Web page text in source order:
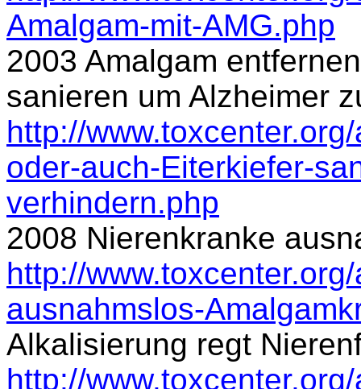
Amalgam-mit-AMG.php
2003 Amalgam
sanieren um Alzheimer
http://
oder-auch-Eiterkiefer-
verhindern.php
2008 Nierenkranke
http://
ausnahmslos-
Alkalisierung regt
http://